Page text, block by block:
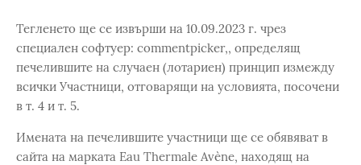
Тегленето ще се извърши на 10.09.2023 г. чрез
специален софтуер: commentpicker,, определящ
печелившите на случаен (лотариен) принцип измежду
всички Участници, отговарящи на условията, посочени
в т. 4 и т. 5.
Имената на печелившите участници ще се обявяват в
сайта на марката Eau Thermale Avène, находящ на